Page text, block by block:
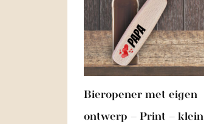
Bieropener met eigen
ontwerp – Print – klein